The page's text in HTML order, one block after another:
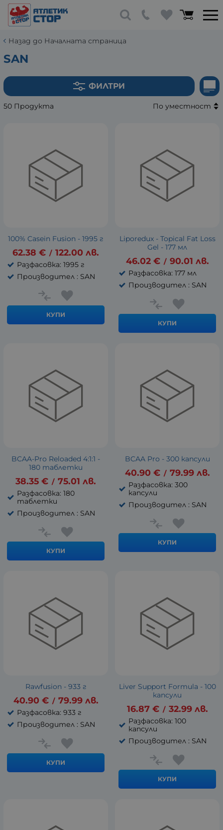
Назад до Началната страница
SAN
ФИЛТРИ
50 Продукта По уместност
100% Casein Fusion - 1995 г
62.38 € / 122.00 лв.
Разфасовка: 1995 г
Производител : SAN
КУПИ
Liporedux - Topical Fat Loss
Gel - 177 мл
46.02 € / 90.01 лв.
Разфасовка: 177 мл
Производител : SAN
КУПИ
BCAA-Pro Reloaded 4:1:1 -
180 таблетки
38.35 € / 75.01 лв.
Разфасовка: 180
таблетки
Производител : SAN
КУПИ
BCAA Pro - 300 капсули
40.90 € / 79.99 лв.
Разфасовка: 300
капсули
Производител : SAN
КУПИ
Rawfusion - 933 г
40.90 € / 79.99 лв.
Разфасовка: 933 г
Производител : SAN
КУПИ
Liver Support Formula - 100
капсули
16.87 € / 32.99 лв.
Разфасовка: 100
капсули
Производител : SAN
КУПИ